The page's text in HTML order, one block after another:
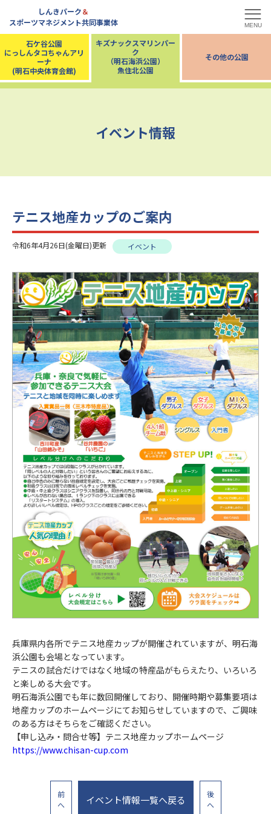
しんきパーク＆
スポーツマネジメント共同事業体
MENU
石ケ谷公園
にっしんタコちゃんアリ
ーナ
(明石中央体育会館)
キズナックスマリンパー
ク
（明石海浜公園）
魚住北公園
その他の公園
イベント情報
テニス地産カップのご案内
令和6年4月26日(金曜日)更新 イベント
兵庫県内各所でテニス地産カップが開催されていますが、明石海
浜公園も会場となっています。
テニスの試合だけではなく地域の特産品がもらえたり、いろいろ
と楽しめる大会です。
明石海浜公園でも年に数回開催しており、開催時期や募集要項は
地産カップのホームページにてお知らせしていますので、ご興味
のある方はそちらをご確認ください。
【申し込み・問合せ等】テニス地産カップホームページ
https://www.chisan-cup.com
前
へ
イベント情報一覧へ戻る
後
へ